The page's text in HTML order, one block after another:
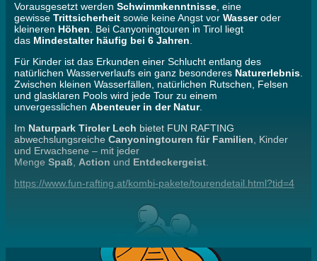
Vorausgesetzt werden Schwimmkenntnisse , eine
gewisse Trittsicherheit sowie keine Angst vor Wasseroder
kleineren Höhen . Bei Canyoningtouren in Tirol liegt
das Mindestalter häufig bei 6 Jahren
Für Kinder ist das Erkunden einer Schlucht entlang des
natürlichen Wasserverlaufs ein ganz besonderes Naturerlebnis
Zwischen kleinen Wasserfällen, natürlichen Rutschen, Felsen
und glasklaren Pools wird jede Tour zu einem
unvergesslichen Abenteuer in der Natur.
Im Naturpark Tiroler Lech bietet FUN RAFTING
abwechslungsreiche Canyoningtouren für Familien , Kinder
und Erwachsene – mit jeder
Menge Spaß Action und Entdeckergeist
https://www.fun-rafting.at/kombi-pakete/tourendetail.html?tid=4